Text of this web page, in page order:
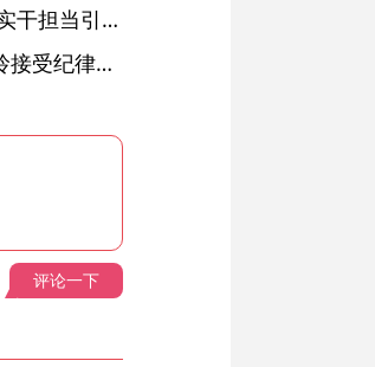
铜陵：深入学习贯彻习近平党建思想 以实干担当引领纪检监察工作高质量发展
安徽省天然气销售有限公司原总经理张玲接受纪律审查和监察调查
评论一下